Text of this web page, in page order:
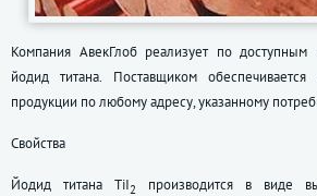
Компания АвекГлоб реализует по доступным
йодид титана. Поставщиком обеспечивается
продукции по любому адресу, указанному
Свойства
Йодид титана TiI2
производится в виде